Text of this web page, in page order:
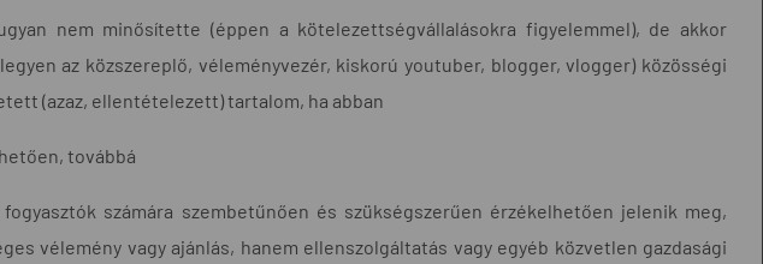
nem minősítette (éppen a kötelezettségvállalásokra figyelemmel), de akkor
az közszereplő, véleményvezér, kiskorú youtuber, blogger, vlogger) közösségi
(azaz, ellentételezett) tartalom, ha abban
továbbá
számára szembetűnően és szükségszerűen érzékelhetően jelenik meg,
vélemény vagy ajánlás, hanem ellenszolgáltatás vagy egyéb közvetlen gazdasági